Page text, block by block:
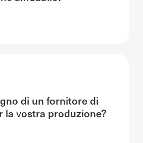
di un fornitore di
la vostra produzione?